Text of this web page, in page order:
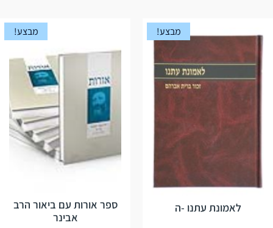
מבצע!
לאמונת עתנו -ה
מבצע!
ספר אורות עם ביאור הרב
אבינר